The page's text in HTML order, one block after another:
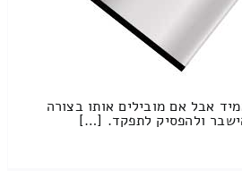
אבל אם מובילים אותו בצורה
ולהפסיק לתפקד. […]